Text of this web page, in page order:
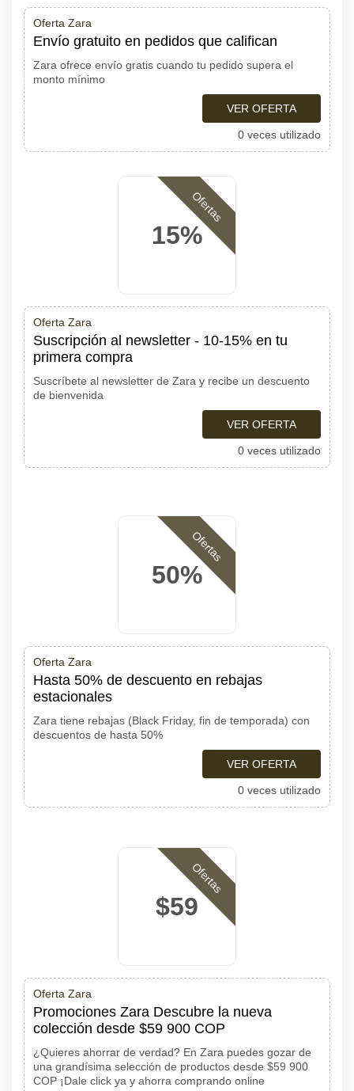
Oferta Zara
Envío gratuito en pedidos que califican
Zara ofrece envío gratis cuando tu pedido supera el
monto mínimo
VER OFERTA
0 veces utilizado
15%
Ofertas
Oferta Zara
Suscripción al newsletter - 10-15% en tu
primera compra
Suscríbete al newsletter de Zara y recibe un descuento
de bienvenida
VER OFERTA
0 veces utilizado
50%
Ofertas
Oferta Zara
Hasta 50% de descuento en rebajas
estacionales
Zara tiene rebajas (Black Friday, fin de temporada) con
descuentos de hasta 50%
VER OFERTA
0 veces utilizado
$59
Ofertas
Oferta Zara
Promociones Zara Descubre la nueva
colección desde $59 900 COP
¿Quieres ahorrar de verdad? En Zara puedes gozar de
una grandísima selección de productos desde $59 900
COP ¡Dale click ya y ahorra comprando online